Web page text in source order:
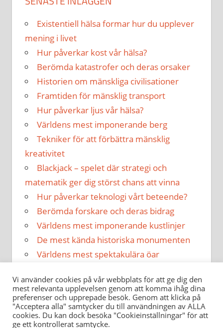
Existentiell hälsa formar hur du upplever
mening i livet
Hur påverkar kost vår hälsa?
Berömda katastrofer och deras orsaker
Historien om mänskliga civilisationer
Framtiden för mänsklig transport
Hur påverkar ljus vår hälsa?
Världens mest imponerande berg
Tekniker för att förbättra mänsklig
kreativitet
Blackjack – spelet där strategi och
matematik ger dig störst chans att vinna
Hur påverkar teknologi vårt beteende?
Berömda forskare och deras bidrag
Världens mest imponerande kustlinjer
De mest kända historiska monumenten
Världens mest spektakulära öar
Vi använder cookies på vår webbplats för att ge dig den
mest relevanta upplevelsen genom att komma ihåg dina
preferenser och upprepade besök. Genom att klicka på
"Acceptera alla" samtycker du till användningen av ALLA
cookies. Du kan dock besöka "Cookieinställningar" för att
ge ett kontrollerat samtycke.